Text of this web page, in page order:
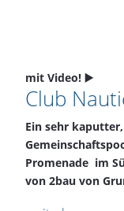
mit Video! ▶️
Club
Ein sehr
Promenade im
von 2bau von